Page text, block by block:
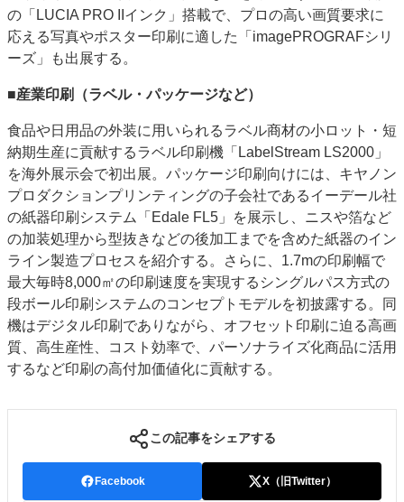
の「LUCIA PRO IIインク」搭載で、プロの高い画質要求に
応える写真やポスター印刷に適した「imagePROGRAFシリ
ーズ」も出展する。
■産業印刷（ラベル・パッケージなど）
食品や日用品の外装に用いられるラベル商材の小ロット・短
納期生産に貢献するラベル印刷機「LabelStream LS2000」
を海外展示会で初出展。パッケージ印刷向けには、キヤノン
プロダクションプリンティングの子会社であるイーデール社
の紙器印刷システム「Edale FL5」を展示し、ニスや箔など
の加装処理から型抜きなどの後加工までを含めた紙器のイン
ライン製造プロセスを紹介する。さらに、1.7mの印刷幅で
最大毎時8,000㎡の印刷速度を実現するシングルパス方式の
段ボール印刷システムのコンセプトモデルを初披露する。同
機はデジタル印刷でありながら、オフセット印刷に迫る高画
質、高生産性、コスト効率で、パーソナライズ化商品に活用
するなど印刷の高付加価値化に貢献する。
この記事をシェアする
Facebook X（旧Twitter）